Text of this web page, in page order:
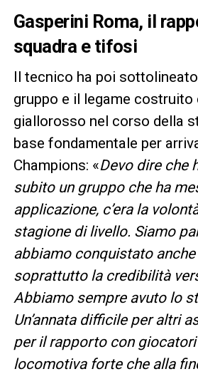
Gasperini Roma, il
squadra e tifosi
Il tecnico ha poi
gruppo e il legame costruito
giallorosso nel corso della
base fondamentale per
Champions: «Devo dire che
subito un gruppo che ha
applicazione, c’era la
stagione di livello. Siamo
abbiamo conquistato
soprattutto la credibilità
Abbiamo sempre avuto lo
Un’annata difficile per altri
per il rapporto con
locomotiva forte che alla